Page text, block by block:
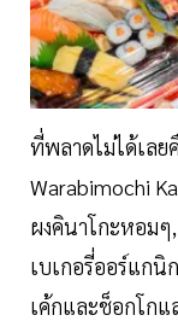
ที่พลาดไม่ได้เลย
Warabimochi
ผงคินาโกะหอม
เบเกอรี่ออร์แกนิ
เค้กและช็อกโกแ